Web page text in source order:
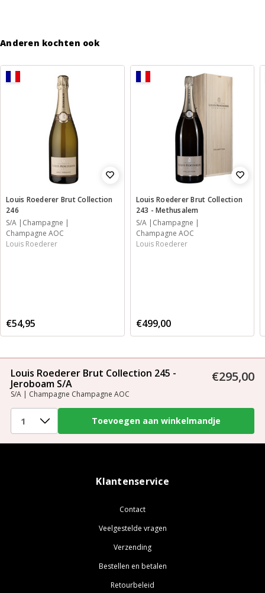
Anderen kochten ook
Louis Roederer Brut Collection
246
S/A
Champagne
Champagne AOC
Louis Roederer
€54,95
Louis Roederer Brut Collection
243 - Methusalem
S/A
Champagne
Champagne AOC
Louis Roederer
€499,00
Louis Roederer Brut Collection 245 -
Jeroboam S/A
S/A | Champagne Champagne AOC
€295,00
Klantenservice
Contact
Veelgestelde vragen
Verzending
Bestellen en betalen
Retourbeleid